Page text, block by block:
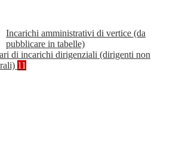
Incarichi amministrativi di vertice (da
pubblicare in tabelle)
di incarichi dirigenziali (dirigenti non
11